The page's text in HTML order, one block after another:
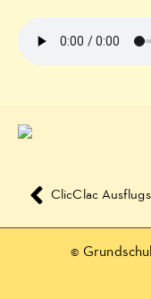
©